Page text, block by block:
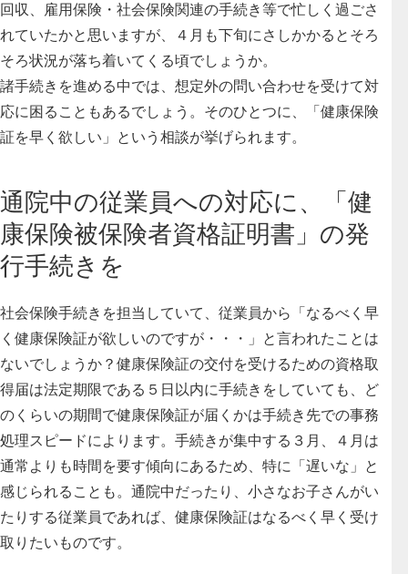
回収、雇用保険・社会保険関連の手続き等で忙しく過ごさ
れていたかと思いますが、４月も下旬にさしかかるとそろ
そろ状況が落ち着いてくる頃でしょうか。
諸手続きを進める中では、想定外の問い合わせを受けて対
応に困ることもあるでしょう。そのひとつに、「健康保険
証を早く欲しい」という相談が挙げられます。
通院中の従業員への対応に、「健
康保険被保険者資格証明書」の発
行手続きを
社会保険手続きを担当していて、従業員から「なるべく早
く健康保険証が欲しいのですが・・・」と言われたことは
ないでしょうか？健康保険証の交付を受けるための資格取
得届は法定期限である５日以内に手続きをしていても、ど
のくらいの期間で健康保険証が届くかは手続き先での事務
処理スピードによります。手続きが集中する３月、４月は
通常よりも時間を要す傾向にあるため、特に「遅いな」と
感じられることも。通院中だったり、小さなお子さんがい
たりする従業員であれば、健康保険証はなるべく早く受け
取りたいものです。